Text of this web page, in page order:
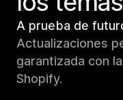
A prueba de
Actualizaciones
garantizada con
Shopify.